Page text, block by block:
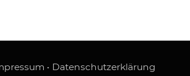
• Datenschutzerklärung